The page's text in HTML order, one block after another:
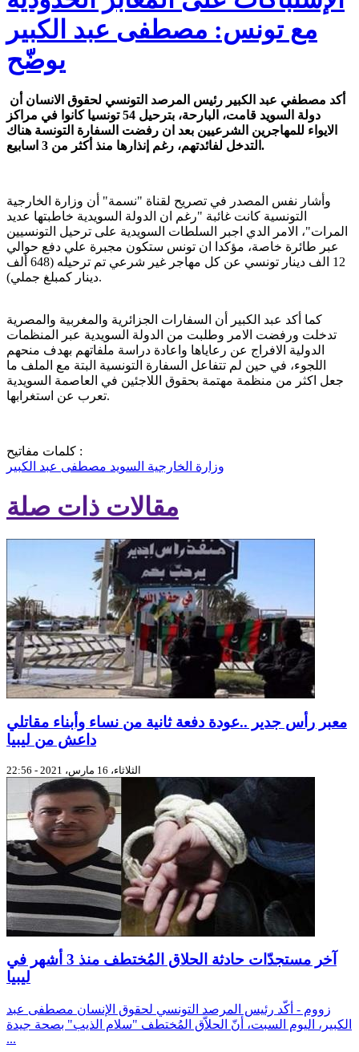
مع تونس: مصطفى عبد الكبير
يوضّح
دولة السويد قامت، البارحة، بترحيل 54 تونسيا كانوا في مراكز
الايواء للمهاجرين الشرعيين بعد ان رفضت السفارة التونسة هناك
التدخل لفائدتهم، رغم إنذارها منذ أكثر من 3 اسابيع.
وأشار نفس المصدر في تصريح لقناة "نسمة" أن وزارة الخارجية
التونسية كانت غائبة "رغم ان الدولة السويدية خاطبتها عديد
المرات"، الامر الدي اجبر السلطات السويدية على ترحيل التونسيين
عبر طائرة خاصة، مؤكدا ان تونس ستكون مجبرة علي دفع حوالي
12 الف دينار تونسي عن كل مهاجر غير شرعي تم ترحيله (648 ألف
دينار كمبلغ جملي).
كما أكد عبد الكبير أن السفارات الجزائرية والمغربية والمصرية
تدخلت ورفضت الامر وطلبت من الدولة السويدية عبر المنظمات
الدولية الافراج عن رعاياها واعادة دراسة ملفاتهم بهدف منحهم
اللجوء، في حين لم تتفاعل السفارة التونسية البتة مع الملف ما
جعل اكثر من منظمة مهتمة بحقوق اللاجئين في العاصمة السويدية
تعرب عن استغرابها.
كلمات مفاتيح :
وزارة الخارجية السويد مصطفى عبد الكبير
مقالات ذات صلة
معبر رأس جدير ..عودة دفعة ثانية من نساء وأبناء مقاتلي
داعش من ليبيا
الثلاثاء، 16 مارس، 2021 - 22:56
آخر مستجدّات حادثة الحلاق المُختطف منذ 3 أشهر في
ليبيا
زووم - أكّد رئيس المرصد التونسي لحقوق الإنسان مصطفى عبد
الكبير، اليوم السبت، أنّ الحلاّق المُختطف "سلام الذيب" بصحة جيدة
...